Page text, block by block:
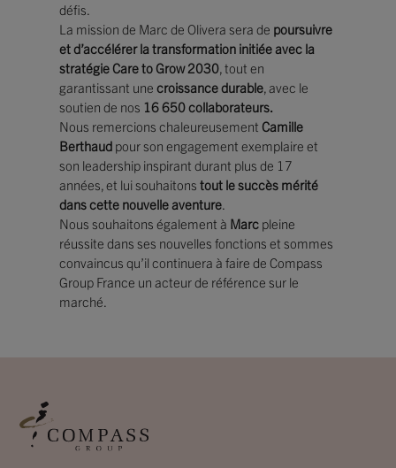
défis.
La mission de Marc de Olivera sera de poursuivre
et d’accélérer la transformation initiée avec la
stratégie Care to Grow 2030, tout en
garantissant unecroissance durable, avec le
soutien de nos 16 650 collaborateurs.
Nous remercions chaleureusementCamille
Berthaud pour son engagement exemplaire et
son leadership inspirant durant plus de 17
années, et lui souhaitonstout le succès mérité
dans cette nouvelle aventure.
Nous souhaitons également à Marc pleine
réussite dans ses nouvelles fonctions et sommes
convaincus qu’il continuera à faire de Compass
Group France un acteur de référence sur le
marché.